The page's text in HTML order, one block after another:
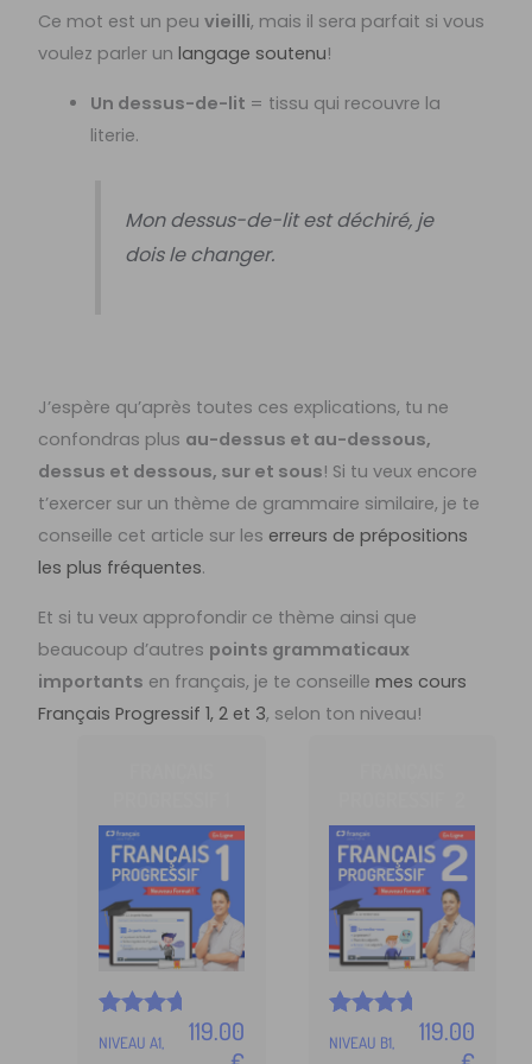
Ce mot est un peuvieilli, mais il sera parfait si vous
voulez parler unlangage soutenu!
Un dessus-de-lit = tissu qui recouvre la
literie.
Mon dessus-de-lit est déchiré, je
dois le changer.
J’espère qu’après toutes ces explications, tu ne
confondras plus au-dessus et au-dessous,
dessus et dessous, sur et sous! Si tu veux encore
t’exercer sur un thème de grammaire similaire, je te
conseille cet article sur les erreurs de prépositions
les plus fréquentes.
Et si tu veux approfondir ce thème ainsi que
beaucoup d’autres points grammaticaux
importants en français, je te conseillemes cours
Français Progressif 1, 2 et 3, selon ton niveau!
Noté
4.99
5
NIVEAU A1,
119.00
Noté
4.97
5
NIVEAU B1,
119.00